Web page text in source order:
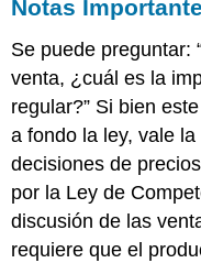
Notas
Se puede preguntar:
venta, ¿cuál es la
regular?” Si bien
a fondo la ley, vale
decisiones de
por la Ley de
discusión de las
requiere que el